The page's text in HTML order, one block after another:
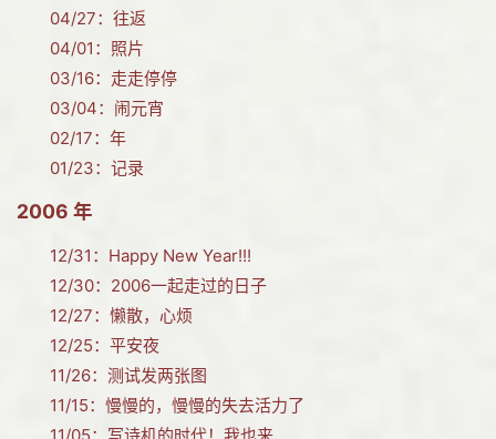
04/27： 往返
04/01： 照片
03/16： 走走停停
03/04： 闹元宵
02/17： 年
01/23： 记录
2006 年
12/31： Happy New Year!!!
12/30： 2006一起走过的日子
12/27： 懒散，心烦
12/25： 平安夜
11/26： 测试发两张图
11/15： 慢慢的，慢慢的失去活力了